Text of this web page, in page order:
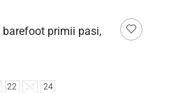
primii pasi,
22 23 24